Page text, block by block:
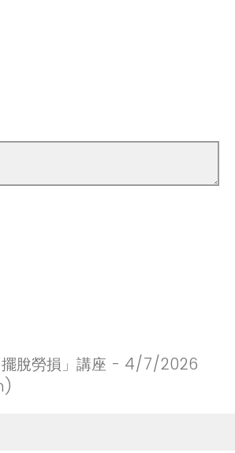
擺脫勞損」講座 - 4/7/2026